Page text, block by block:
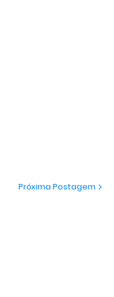
Próxima Postagem